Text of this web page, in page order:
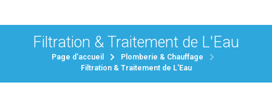
Filtration & Traitement de L'Eau
Page d'accueil
Plomberie & Chauffage
Filtration & Traitement de L'Eau